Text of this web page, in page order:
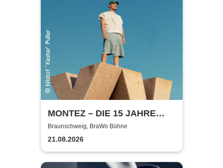
MONTEZ – DIE 15 JAHRE
MONTEZ – TOUR
Braunschweig, BraWo Bühne
21.08.2026